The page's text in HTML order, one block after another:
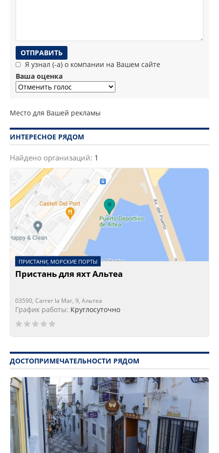
Я узнал (-а) о компании на Вашем сайте
Ваша оценка
Место для Вашей рекламы
ИНТЕРЕСНОЕ РЯДОМ
Найдено организаций: 1
ПРИСТАНИ, МОРСКИЕ ПОРТЫ
Пристань для яхт Альтеа
03590, Carrer la Mar, 9, Альтеа
График работы: Круглосуточно
ДОСТОПРИМЕЧАТЕЛЬНОСТИ РЯДОМ